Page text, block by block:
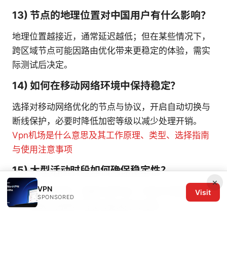
13) 节点的地理位置对中国用户有什么影响？
地理位置越接近，通常延迟越低；但在某些情况下，
跨区域节点可能因路由优化带来更稳定的体验，需实
际测试后决定。
14) 如何在移动网络环境中保持稳定？
选择对移动网络优化的节点与协议，开启自动切换与
断线保护，必要时降低加密等级以减少处理开销。
Vpn机场是什么意思及其工作原理、类型、选择指南
与使用注意事项
15) 大型活动时段如何确保稳定性？
提前做节点测评、准备冗余节点、开启分流和自动重
连，确保在高峰时间段也能保持可用性。
×
VPN
SPONSORED
Visit